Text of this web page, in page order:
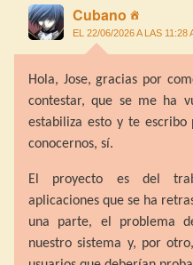
Cubano
EL 22/06/2026 A LAS 11:28
Hola, Jose, gracias por
contestar, que se me ha
estabiliza esto y te
conocernos, sí.
El proyecto es del
aplicaciones que se ha
una parte, el problema
nuestro sistema y, por